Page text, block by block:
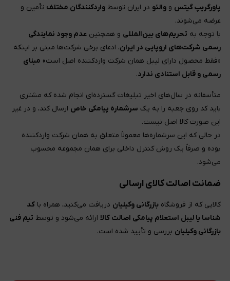
پاورگریپ گیتس و والئو در ایران توسط واردکنندگان مختلف تأمین و
عرضه می‌شوند.
با توجه به تحریم‌های بین‌المللی و همچنین عدم وجود نمایندگی
رسمی شرکت‌های اروپایی در ایران، ادعای برخی شرکت‌ها مبنی بر اینکه
«فقط محصول دارای لیبل همان شرکت واردکننده اصل است» مبنای
رسمی و قابل استنادی ندارد.
متأسفانه در سال‌های اخیر تبلیغات گسترده‌ای انجام شده که مشتری
باید کد روی جعبه را به یک سرشماره پیامکی خاص ارسال کند، و در غیر
این صورت کالا اصل نیست.
در حالی که این سرشماره‌ها معمولاً متعلق به همان شرکت واردکننده
بوده و صرفاً یک روش کنترل داخلی برای همان مجموعه محسوب
می‌شود.
ضمانت اصالت کالای ارسالی
کالایی که از فروشگاه بازرگانی وکیلیان دریافت می‌کنید، همراه با کد
شناسا یا لیبل استعلام پیامکی اصالت کالاارائه می‌شود و توسط تیم فنی
بازرگانی وکیلیان بررسی و تأیید شده است.